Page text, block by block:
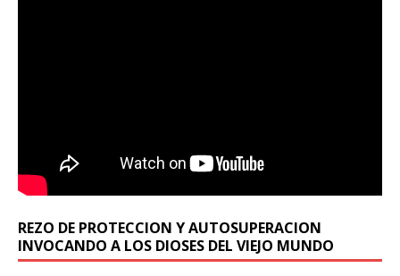
REZO DE PROTECCION Y AUTOSUPERACION
INVOCANDO A LOS DIOSES DEL VIEJO MUNDO